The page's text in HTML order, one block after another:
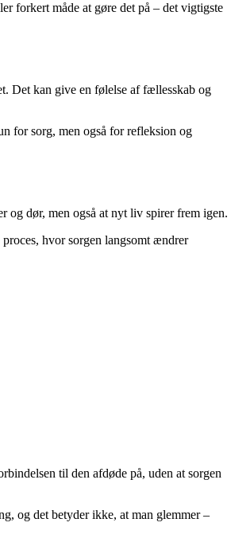
forkert måde at gøre det på – det vigtigste
Det kan give en følelse af fællesskab og
for sorg, men også for refleksion og
og dør, men også at nyt liv spirer frem igen.
hvor sorgen langsomt ændrer
til den afdøde på, uden at sorgen
og det betyder ikke, at man glemmer –